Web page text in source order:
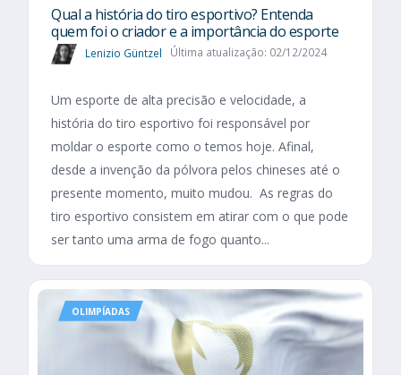
Qual a história do tiro esportivo? Entenda
quem foi o criador e a importância do esporte
Lenizio Güntzel Última atualização: 02/12/2024
Um esporte de alta precisão e velocidade, a
história do tiro esportivo foi responsável por
moldar o esporte como o temos hoje. Afinal,
desde a invenção da pólvora pelos chineses até o
presente momento, muito mudou. As regras do
tiro esportivo consistem em atirar com o que pode
ser tanto uma arma de fogo quanto...
OLIMPÍADAS